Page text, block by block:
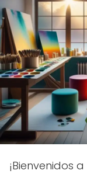
¡Bienvenidos a